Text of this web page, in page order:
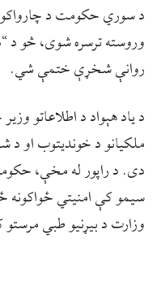
د سوري حکومت د چارواکو
وروسته ترسره شوی، څو د
روانې شخړې ختمې شي.
د ياد هېواد د اطلاعاتو
ملکیانو د خوندیتوب او
دی. د راپور له مخې،
سیمو کې امنیتي ځواکونه
وزارت د بیړنیو طبي